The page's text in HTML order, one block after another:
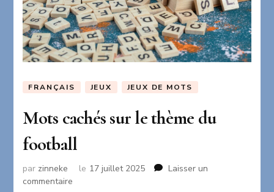
FRANÇAIS JEUX JEUX DE MOTS
Mots cachés sur le thème du
football
par zinneke le 17 juillet 2025
Laisser un
commentaire